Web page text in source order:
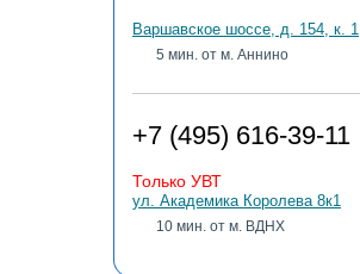
Варшавское шоссе, д. 154, к. 1
5 мин. от м. Аннино
+7 (495) 616-39-11
Только УВТ
ул. Академика Королева 8к1
10 мин. от м. ВДНХ